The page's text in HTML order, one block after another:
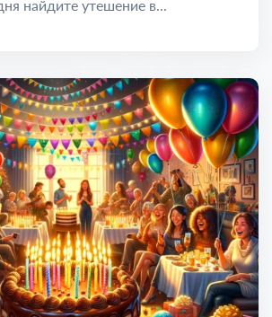
найдите утешение в...